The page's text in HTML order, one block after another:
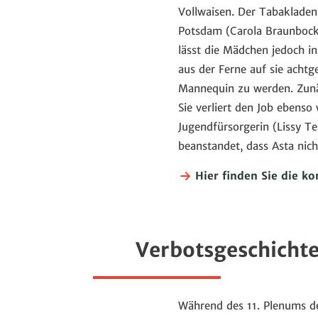
Vollwaisen. Der
Potsdam (Carola
lässt die Mädchen jedoch
aus der Ferne auf sie
Mannequin zu werden.
Sie verliert den Job
Jugendfürsorgerin (Lissy
beanstandet, dass Asta
Hier finden Sie die
Während des 11. Plenums